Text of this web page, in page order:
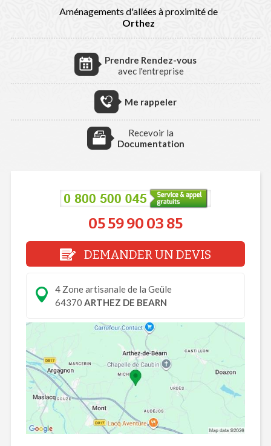
Aménagements d'allées à proximité de
Orthez
Prendre Rendez-vous
avec l'entreprise
Me rappeler
Recevoir la
Documentation
05 59 90 03 85
DEMANDER UN DEVIS
4 Zone artisanale de la Geüle
64370 ARTHEZ DE BEARN